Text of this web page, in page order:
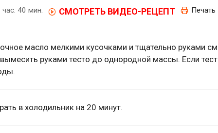
час. 40 мин. СМОТРЕТЬ ВИДЕО-РЕЦЕПТ Печать
масло мелкими кусочками и тщательно руками
руками тесто до однородной массы. Если
в холодильник на 20 минут.